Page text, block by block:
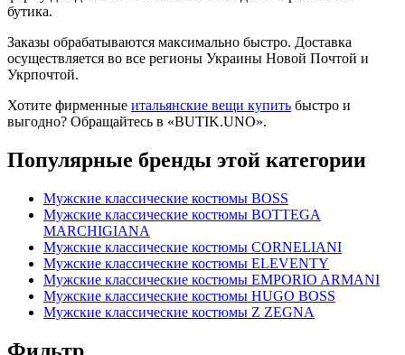
бутика.
Заказы обрабатываются максимально быстро. Доставка
осуществляется во все регионы Украины Новой Почтой и
Укрпочтой.
Хотите фирменные итальянские вещи купить быстро и
выгодно? Обращайтесь в «BUTIK.UNO».
Популярные бренды этой категории
Мужские классические костюмы BOSS
Мужские классические костюмы BOTTEGA
MARCHIGIANA
Мужские классические костюмы CORNELIANI
Мужские классические костюмы ELEVENTY
Мужские классические костюмы EMPORIO ARMANI
Мужские классические костюмы HUGO BOSS
Мужские классические костюмы Z ZEGNA
Фильтр